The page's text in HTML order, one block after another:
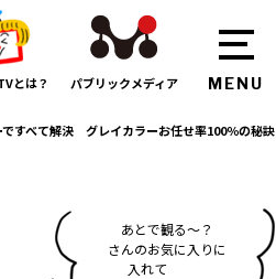
とは？ パブリックメディア
すべて解決 グレイカラーお任せ率100％の秘訣
あとで観る～？
さんのお気に 入 りに
入れて